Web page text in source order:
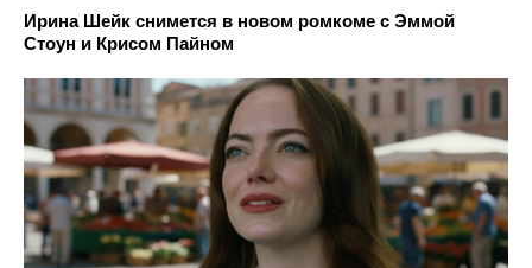
Ирина Шейк снимется в новом ромкоме с Эммой
Стоун и Крисом Пайном